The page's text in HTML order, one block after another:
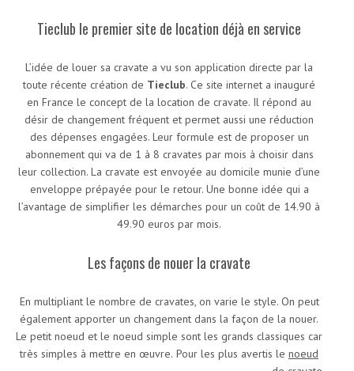
Tieclub le premier site de location déjà en service
L’idée de louer sa cravate a vu son application directe par la
toute récente création de Tieclub. Ce site internet a inauguré
en France le concept de la location de cravate. Il répond au
désir de changement fréquent et permet aussi une réduction
des dépenses engagées. Leur formule est de proposer un
abonnement qui va de 1 à 8 cravates par mois à choisir dans
leur collection. La cravate est envoyée au domicile munie d’une
enveloppe prépayée pour le retour. Une bonne idée qui a
l’avantage de simplifier les démarches pour un coût de 14.90 à
49.90 euros par mois.
Les façons de nouer la cravate
En multipliant le nombre de cravates, on varie le style. On peut
également apporter un changement dans la façon de la nouer.
Le petit noeud et le noeud simple sont les grands classiques car
très simples à mettre en œuvre. Pour les plus avertis le noeud